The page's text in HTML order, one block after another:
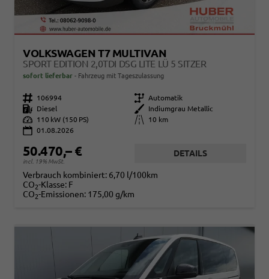
VOLKSWAGEN T7 MULTIVAN
SPORT EDITION 2,0TDI DSG LITE LÜ 5 SITZER
sofort lieferbar Fahrzeug mit Tageszulassung
Fahrzeugnr. 106994 Getriebe Automatik
Kraftstoff
Diesel Außenfarbe
Indiumgrau Metallic
Leistung
110 kW (150 PS) Kilometerstand
10 km
01.08.2026
50.470,– €
incl. 19% MwSt.
DETAILS
Verbrauch kombiniert: 6,70 l/100km
CO2-Klasse: F
CO2-Emissionen: 175,00 g/km